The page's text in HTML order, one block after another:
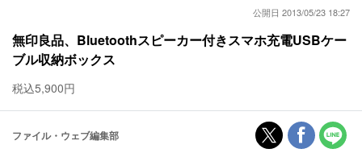
公開日 2013/05/23 18:27
無印良品、Bluetoothスピーカー付きスマホ充電USBケー
ブル収納ボックス
税込5,900円
ファイル・ウェブ編集部